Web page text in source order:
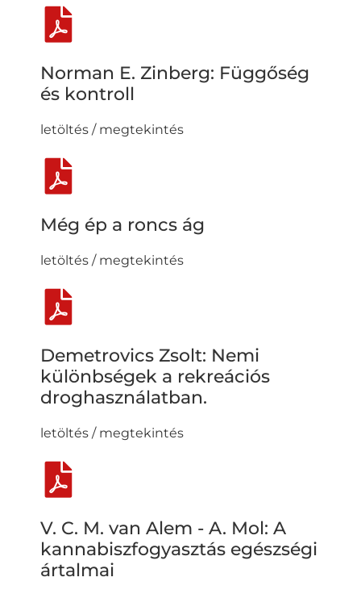
Norman E. Zinberg: Függőség
és kontroll
letöltés / megtekintés
Még ép a roncs ág
letöltés / megtekintés
Demetrovics Zsolt: Nemi
különbségek a rekreációs
droghasználatban.
letöltés / megtekintés
V. C. M. van Alem - A. Mol: A
kannabiszfogyasztás egészségi
ártalmai